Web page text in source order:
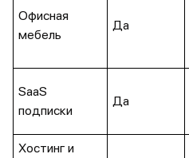
Офисная
мебель
Да
SaaS
подписки
Да
Хостинг и